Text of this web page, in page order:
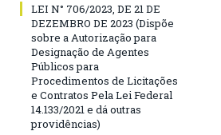
LEI N° 706/2023, DE 21 DE
DEZEMBRO DE 2023 (Dispõe
sobre a Autorização para
Designação de Agentes
Públicos para
Procedimentos de Licitações
e Contratos Pela Lei Federal
14.133/2021 e dá outras
providências)